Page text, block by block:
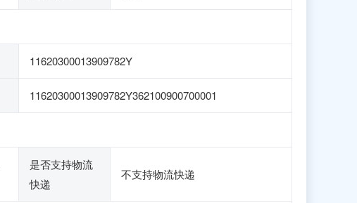
11620300013909782Y
11620300013909782Y362100900700001
是否支持物流
快递
不支持物流快递